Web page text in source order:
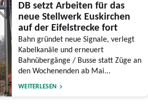
DB setzt Arbeiten für das
neue Stellwerk Euskirchen
auf der Eifelstrecke fort
Bahn gründet neue Signale, verlegt
Kabelkanäle und erneuert
Bahnübergänge / Busse statt Züge an
den Wochenenden ab Mai...
WEITERLESEN